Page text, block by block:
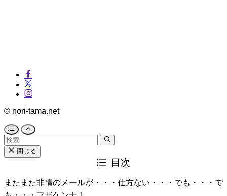
© nori-tama.net
閉じる
目次
またまた非情のメールが・・・仕方ない・・・でも・・・で